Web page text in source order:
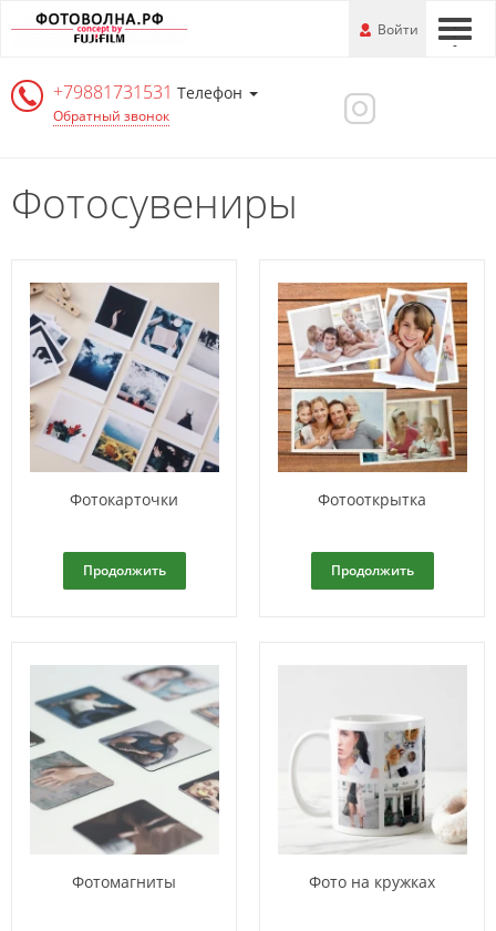
Перейти
информации
---
Войти
+79881731531Телефон
Обратный звонок
Фотосувениры
Фотокарточки
Продолжить
Фотооткрытка
Продолжить
Фотомагниты Фото на кружках